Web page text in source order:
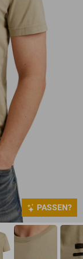
PASSEN?